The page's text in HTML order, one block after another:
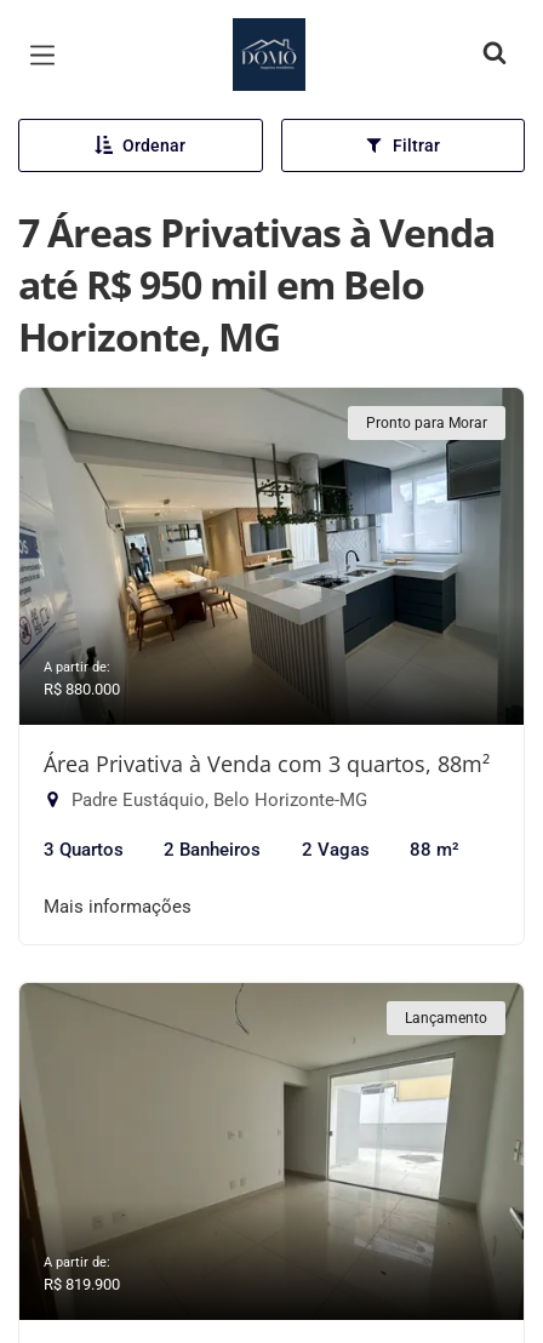
Página inicial
Ordenar Filtrar
7 Áreas Privativas à Venda
até R$ 950 mil em Belo
Horizonte, MG
Pronto para Morar
A partir de:
R$ 880.000
Área Privativa à Venda com 3 quartos, 88m²
Padre Eustáquio, Belo Horizonte-MG
3 Quartos 2 Banheiros 2 Vagas 88 m²
Mais informações
Lançamento
A partir de:
R$ 819.900